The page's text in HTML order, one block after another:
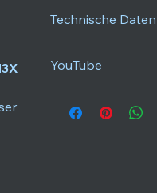
Technische Daten
Merkmal
YouTube
Holosun Dot